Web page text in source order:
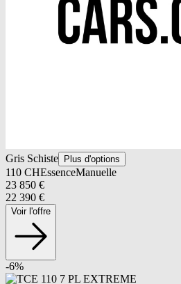
Gris Schiste Plus d'options
110 CHEssenceManuelle
23 850 €
22 390 €
Voir l'offre
-6%